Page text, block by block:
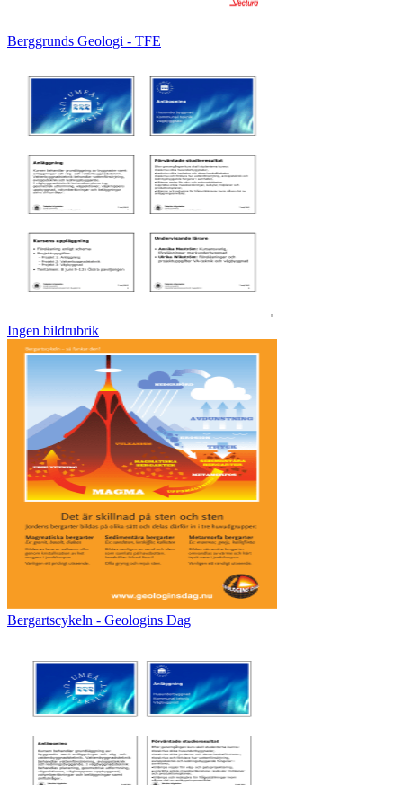
Berggrunds Geologi - TFE
Ingen bildrubrik
Bergartscykeln - Geologins Dag